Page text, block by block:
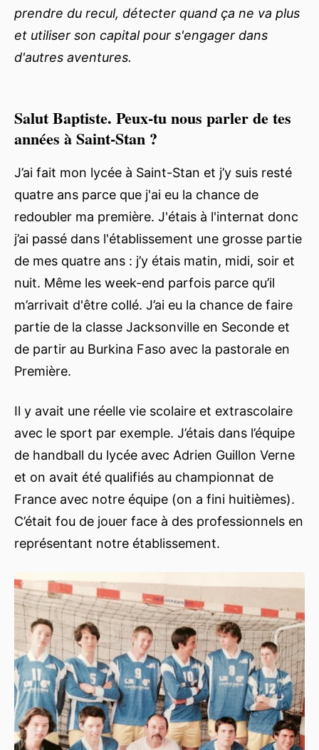
prendre du recul, détecter quand ça ne va plus
et utiliser son capital pour s'engager dans
d'autres aventures.
Salut Baptiste. Peux-tu nous parler de tes
années à Saint-Stan ?
J’ai fait mon lycée à Saint-Stan et j’y suis resté
quatre ans parce que j'ai eu la chance de
redoubler ma première. J'étais à l'internat donc
j’ai passé dans l'établissement une grosse partie
de mes quatre ans : j’y étais matin, midi, soir et
nuit. Même les week-end parfois parce qu’il
m’arrivait d'être collé. J’ai eu la chance de faire
partie de la classe Jacksonville en Seconde et
de partir au Burkina Faso avec la pastorale en
Première.
Il y avait une réelle vie scolaire et extrascolaire
avec le sport par exemple. J’étais dans l’équipe
de handball du lycée avec Adrien Guillon Verne
et on avait été qualifiés au championnat de
France avec notre équipe (on a fini huitièmes).
C’était fou de jouer face à des professionnels en
représentant notre établissement.